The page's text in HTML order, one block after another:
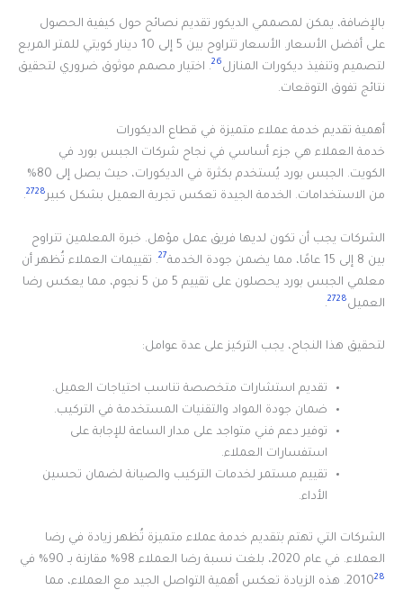
بالإضافة، يمكن لمصممي الديكور تقديم نصائح حول كيفية الحصول
على أفضل الأسعار. الأسعار تتراوح بين 5 إلى 10 دينار كويتي للمتر المربع
لتصميم وتنفيذ ديكورات المنازل26. اختيار مصمم موثوق ضروري لتحقيق
نتائج تفوق التوقعات.
أهمية تقديم خدمة عملاء متميزة في قطاع الديكورات
خدمة العملاء هي جزء أساسي في نجاح شركات الجبس بورد في
الكويت. الجبس بورد يُستخدم بكثرة في الديكورات، حيث يصل إلى 80%
من الاستخدامات. الخدمة الجيدة تعكس تجربة العميل بشكل كبير
2728
.
الشركات يجب أن تكون لديها فريق عمل مؤهل. خبرة المعلمين تتراوح
بين 8 إلى 15 عامًا، مما يضمن جودة الخدمة
27. تقييمات العملاء تُظهر أن
معلمي الجبس بورد يحصلون على تقييم 5 من 5 نجوم، مما يعكس رضا
العميل
2728
.
لتحقيق هذا النجاح، يجب التركيز على عدة عوامل:
تقديم استشارات متخصصة تناسب احتياجات العميل.
ضمان جودة المواد والتقنيات المستخدمة في التركيب.
توفير دعم فني متواجد على مدار الساعة للإجابة على
استفسارات العملاء.
تقييم مستمر لخدمات التركيب والصيانة لضمان تحسين
الأداء.
الشركات التي تهتم بتقديم خدمة عملاء متميزة تُظهر زيادة في رضا
العملاء. في عام 2020، بلغت نسبة رضا العملاء 98% مقارنة بـ 90% في
201028
. هذه الزيادة تعكس أهمية التواصل الجيد مع العملاء، مما